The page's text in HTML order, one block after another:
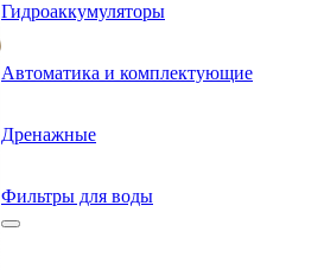
Гидроаккумуляторы
Автоматика и комплектующие
Дренажные
Фильтры для воды